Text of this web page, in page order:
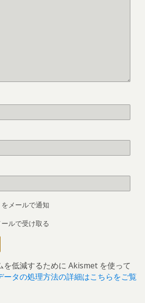
メールで通知
ルで受け取る
を低減するために Akismet を使って
ータの処理方法の詳細はこちらをご覧